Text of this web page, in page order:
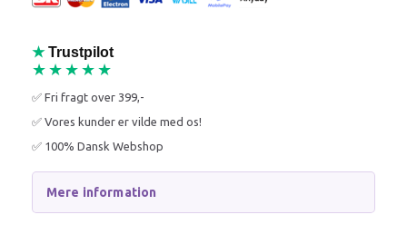
★ Trustpilot
★★★★★
✅ Fri fragt over 399,-
✅ Vores kunder er vilde med os!
✅ 100% Dansk Webshop
Mere information